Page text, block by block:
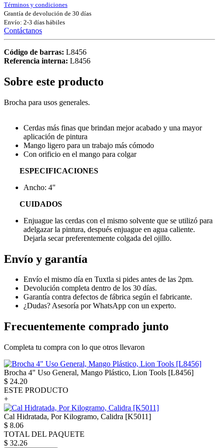
Términos y condiciones
Grantía de devolución de 30 días
Envío: 2-3 días hábiles
Contáctanos
Código de barras: L8456
Referencia interna: L8456
Sobre este producto
Brocha para usos generales.
Cerdas más finas que brindan mejor acabado y una mayor
aplicación de pintura
Mango ligero para un trabajo más cómodo
Con orificio en el mango para colgar
ESPECIFICACIONES
Ancho: 4"
CUIDADOS
Enjuague las cerdas con el mismo solvente que se utilizó para
adelgazar la pintura, después enjuague en agua caliente.
Dejarla secar preferentemente colgada del ojillo.
Envío y garantía
Envío el mismo día en Tuxtla si pides antes de las 2pm.
Devolución completa dentro de los 30 días.
Garantía contra defectos de fábrica según el fabricante.
¿Dudas? Asesoría por WhatsApp con un experto.
Frecuentemente comprado junto
Completa tu compra con lo que otros llevaron
Brocha 4" Uso General, Mango Plástico, Lion Tools [L8456]
$ 24.20
ESTE PRODUCTO
+
Cal Hidratada, Por Kilogramo, Calidra [K5011]
$ 8.06
TOTAL DEL PAQUETE
$ 32.26